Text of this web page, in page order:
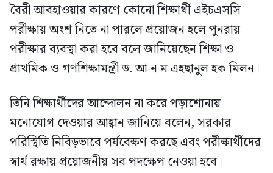
বৈরী আবহাওয়ার কারণে কোনো শিক্ষার্থী এইচএসসি
পরীক্ষায় অংশ নিতে না পারলে প্রয়োজন হলে পুনরায়
পরীক্ষার ব্যবস্থা করা হবে বলে জানিয়েছেন শিক্ষা ও
প্রাথমিক ও গণশিক্ষামন্ত্রী ড. আ ন ম এহছানুল হক মিলন।
তিনি শিক্ষার্থীদের আন্দোলন না করে পড়াশোনায়
মনোযোগ দেওয়ার আহ্বান জানিয়ে বলেন, সরকার
পরিস্থিতি নিবিড়ভাবে পর্যবেক্ষণ করছে এবং পরীক্ষার্থীদের
স্বার্থ রক্ষায় প্রয়োজনীয় সব পদক্ষেপ নেওয়া হবে।